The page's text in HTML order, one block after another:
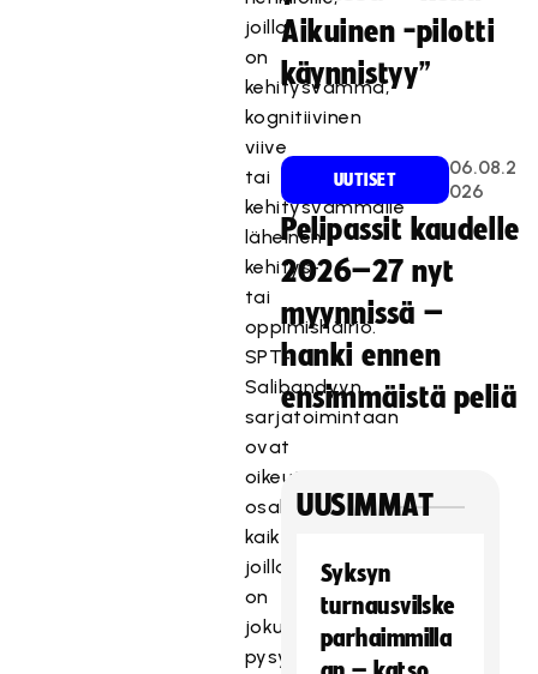
joilla
on
kehitysvamma,
kognitiivinen
viive
tai
kehitysvammalle
läheinen
kehitys-
tai
oppimishäiriö.
SPT-
Salibandyyn
sarjatoimintaan
ovat
oikeutettuja
osallistumaan
kaikki,
joilla
on
joku
pysyvä
Aikuinen -pilotti
käynnistyy”
UUTISET
06.08.2
026
Pelipassit kaudelle
2026–27 nyt
myynnissä –
hanki ennen
ensimmäistä peliä
UUSIMMAT
Syksyn
turnausvilske
parhaimmilla